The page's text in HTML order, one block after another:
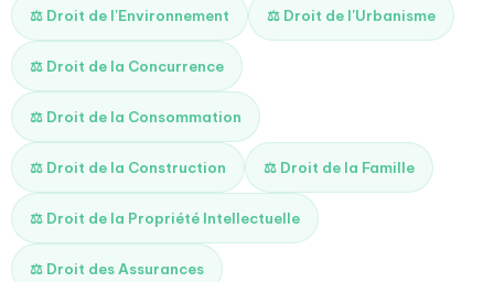
⚖️ Droit de l'Environnement ⚖️ Droit de l'Urbanisme
⚖️ Droit de la Concurrence
⚖️ Droit de la Consommation
⚖️ Droit de la Construction ⚖️ Droit de la Famille
⚖️ Droit de la Propriété Intellectuelle
⚖️ Droit des Assurances